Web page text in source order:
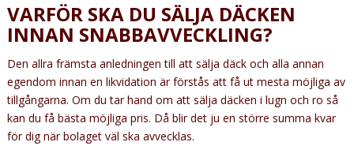
VARFÖR SKA DU SÄLJA DÄCKEN
INNAN SNABBAVVECKLING?
Den allra främsta anledningen till att sälja däck och alla annan
egendom innan en likvidation är förstås att få ut mesta möjliga av
tillgångarna. Om du tar hand om att sälja däcken i lugn och ro så
kan du få bästa möjliga pris. Då blir det ju en större summa kvar
för dig när bolaget väl ska avvecklas.